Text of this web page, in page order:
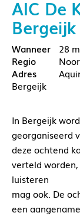
AIC De
Bergeijk
28
Bergeijk
In Bergeijk
georganiseerd
deze ochtend
verteld
luisteren
mag ook. De
een